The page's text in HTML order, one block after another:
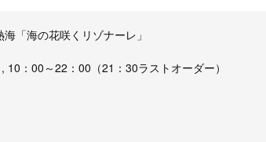
「海の花咲くリゾナーレ」
：00～22：00（21：30ラストオーダー）